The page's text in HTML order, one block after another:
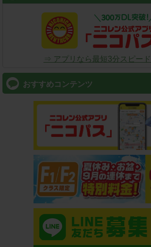
⇒ アプリなら最短3分スピード
おすすめコンテンツ